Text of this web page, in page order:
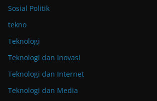
Sosial Politik
tekno
Teknologi
Teknologi dan Inovasi
Teknologi dan Internet
Teknologi dan Media